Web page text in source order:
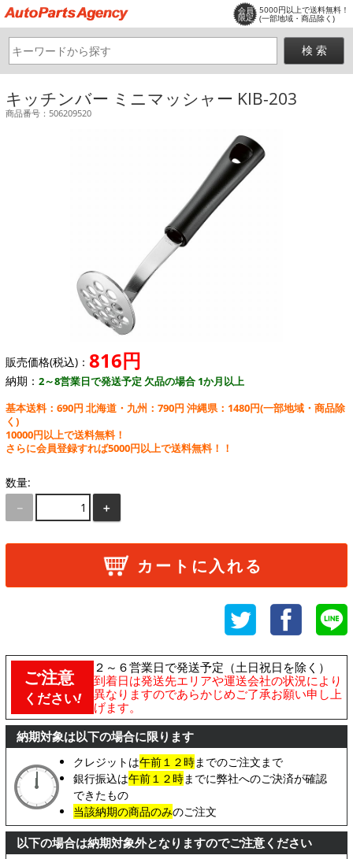
会員
限定
5000円以上で送料無料！
(一部地域・商品除く)
キッチンバー ミニマッシャー KIB-203
商品番号：506209520
販売価格(税込)： 816円
納期： 2～8営業日で発送予定 欠品の場合 1か月以上
基本送料：690円 北海道・九州：790円 沖縄県：1480円(一部地域・商品除
く)
10000円以上で送料無料！
さらに会員登録すれば5000円以上で送料無料！！
数量:
－
＋
カートに入れる
ご注意
ください!
２～６営業日で発送予定（土日祝日を除く）
到着日は発送先エリアや運送会社の状況により
異なりますのであらかじめご了承お願い申し上
げます。
納期対象は以下の場合に限ります
クレジットは午前１２時までのご注文まで
銀行振込は午前１２時までに弊社へのご決済が確認
できたもの
当該納期の商品のみのご注文
以下の場合は納期対象外となりますのでご注意ください